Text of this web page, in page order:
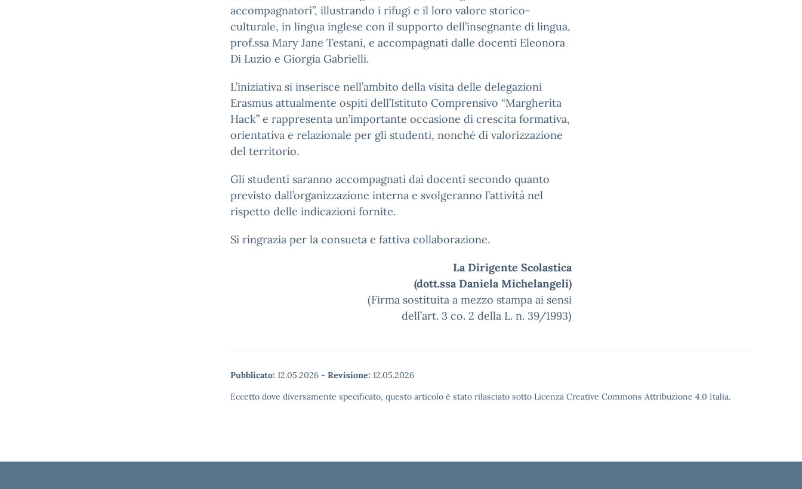
accompagnatori”, illustrando i rifugi e il loro valore storico-
culturale, in lingua inglese con il supporto dell’insegnante di lingua,
prof.ssa Mary Jane Testani, e accompagnati dalle docenti Eleonora
Di Luzio e Giorgia Gabrielli.
L’iniziativa si inserisce nell’ambito della visita delle delegazioni
Erasmus attualmente ospiti dell’Istituto Comprensivo “Margherita
Hack” e rappresenta un’importante occasione di crescita formativa,
orientativa e relazionale per gli studenti, nonché di valorizzazione
del territorio.
Gli studenti saranno accompagnati dai docenti secondo quanto
previsto dall’organizzazione interna e svolgeranno l’attività nel
rispetto delle indicazioni fornite.
Si ringrazia per la consueta e fattiva collaborazione.
La Dirigente Scolastica
(dott.ssa Daniela Michelangeli)
(Firma sostituita a mezzo stampa ai sensi
dell’art. 3 co. 2 della L. n. 39/1993)
Pubblicato: 12.05.2026 - Revisione: 12.05.2026
Eccetto dove diversamente specificato, questo articolo è stato rilasciato sotto Licenza Creative Commons Attribuzione 4.0 Italia.